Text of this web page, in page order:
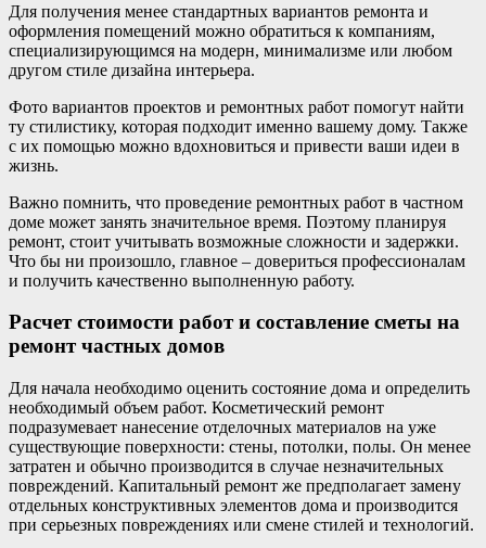
Для получения менее стандартных вариантов ремонта и
оформления помещений можно обратиться к компаниям,
специализирующимся на модерн, минимализме или любом
другом стиле дизайна интерьера.
Фото вариантов проектов и ремонтных работ помогут найти
ту стилистику, которая подходит именно вашему дому. Также
с их помощью можно вдохновиться и привести ваши идеи в
жизнь.
Важно помнить, что проведение ремонтных работ в частном
доме может занять значительное время. Поэтому планируя
ремонт, стоит учитывать возможные сложности и задержки.
Что бы ни произошло, главное – довериться профессионалам
и получить качественно выполненную работу.
Расчет стоимости работ и составление сметы на
ремонт частных домов
Для начала необходимо оценить состояние дома и определить
необходимый объем работ. Косметический ремонт
подразумевает нанесение отделочных материалов на уже
существующие поверхности: стены, потолки, полы. Он менее
затратен и обычно производится в случае незначительных
повреждений. Капитальный ремонт же предполагает замену
отдельных конструктивных элементов дома и производится
при серьезных повреждениях или смене стилей и технологий.